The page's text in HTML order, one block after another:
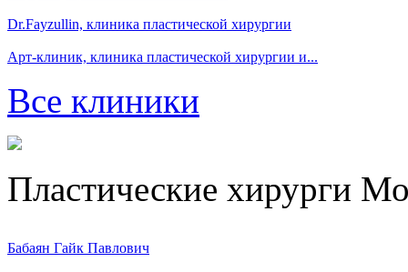
Dr.Fayzullin, клиника пластической хирургии
Арт-клиник, клиника пластической хирургии и...
Все клиники
Пластические хирурги
Бабаян Гайк Павлович